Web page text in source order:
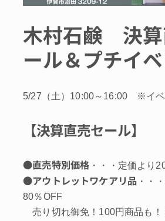
木村石鹸 決算
ール＆プチイ
5/27（土）10:00～16:00 ※イベ
【決算直売セール】
●直売特別価格 ・・・定価より
●アウトレットワケアリ品 ・・
80％OFF
売り切れ御免！100円商品も！